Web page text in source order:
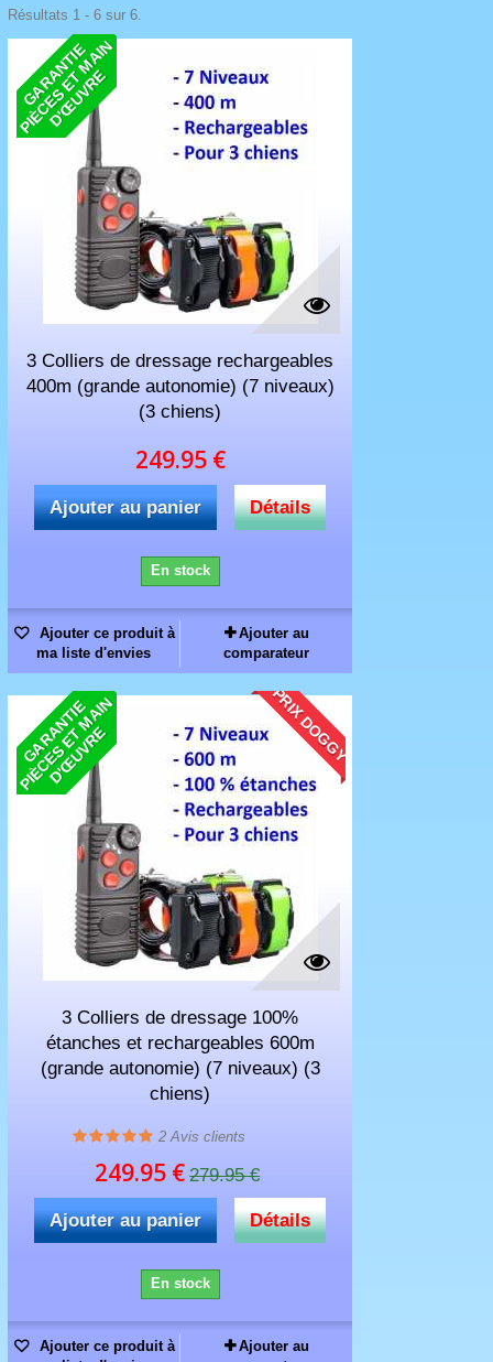
Résultats 1 - 6 sur 6.
G
A
R
A
N
T
I
E
P
I
È
C
E
S
E
T
M
A
I
N
D
'
Œ
U
V
R
E
3 Colliers de dressage rechargeables
400m (grande autonomie) (7 niveaux)
(3 chiens)
249.95 €
Ajouter au panier Détails
En stock
Ajouter ce produit à
ma liste d'envies
Ajouter au
comparateur
G
A
R
A
N
T
I
E
P
I
È
C
E
S
E
T
M
A
I
N
D
'
Œ
U
V
R
E PRIX DOGGY
3 Colliers de dressage 100%
étanches et rechargeables 600m
(grande autonomie) (7 niveaux) (3
chiens)
2 Avis clients
249.95 € 279.95 €
Ajouter au panier Détails
En stock
Ajouter ce produit à
Ajouter au